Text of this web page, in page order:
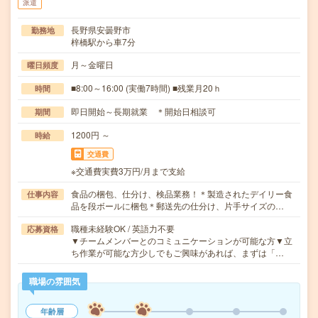
派遣
勤務地
長野県安曇野市
梓橋駅から車7分
曜日頻度 月～金曜日
時間 ■8:00～16:00 (実働7時間) ■残業月20ｈ
期間 即日開始～長期就業 ＊開始日相談可
時給 1200円 ～
交通費
※交通費実費3万円/月まで支給
仕事内容
食品の梱包、仕分け、検品業務！＊製造されたデイリー食
品を段ボールに梱包＊郵送先の仕分け、片手サイズの…
応募資格
職種未経験OK / 英語力不要
▼チームメンバーとのコミュニケーションが可能な方▼立
ち作業が可能な方少しでもご興味があれば、まずは「…
職場の雰囲気
年齢層